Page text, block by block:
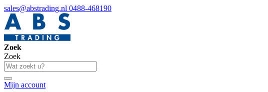
sales@abstrading.nl 0488-468190
Zoek
Zoek
Mijn account